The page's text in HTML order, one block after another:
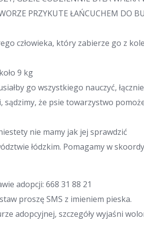
PRZYKUTE ŁAŃCUCHEM DO
człowieka, który zabierze go z
9 kg
go wszystkiego nauczyć,
sądzimy, że psie towarzystwo
nie mamy jak jej sprawdzić
łódzkim. Pomagamy w
adopcji: 668 31 88 21
proszę SMS z imieniem pieska.
adopcyjnej, szczegóły wyjaśni